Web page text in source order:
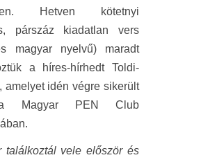
Hetven kötetnyi
párszáz kiadatlan vers
magyar nyelvű) maradt
a híres-hírhedt Toldi-
amelyet idén végre sikerült
Magyar PEN Club
találkoztál vele először és